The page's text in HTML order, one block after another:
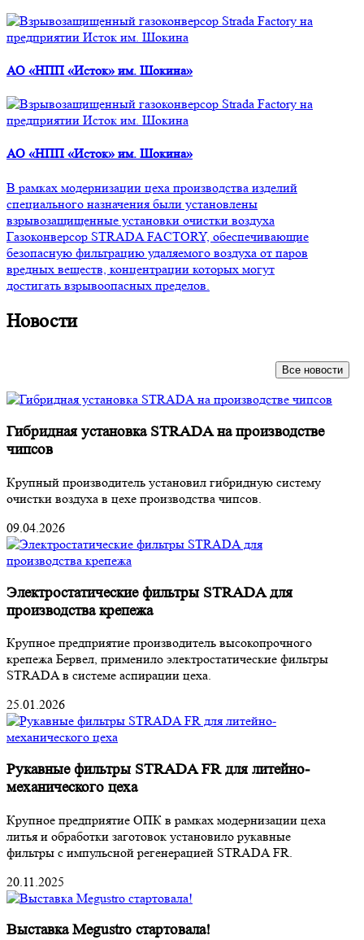
АО «НПП «Исток» им. Шокина»
АО «НПП «Исток» им. Шокина»
В рамках модернизации цеха производства изделий
специального назначения были установлены
взрывозащищенные установки очистки воздуха
Газоконверсор STRADA FACTORY, обеспечивающие
безопасную фильтрацию удаляемого воздуха от паров
вредных веществ, концентрации которых могут
достигать взрывоопасных пределов.
Новости
Все новости
Гибридная установка STRADA на производстве
чипсов
Крупный производитель установил гибридную систему
очистки воздуха в цехе производства чипсов.
09.04.2026
Электростатические фильтры STRADA для
производства крепежа
Крупное предприятие производитель высокопрочного
крепежа Бервел, применило электростатические фильтры
STRADA в системе аспирации цеха.
25.01.2026
Рукавные фильтры STRADA FR для литейно-
механического цеха
Крупное предприятие ОПК в рамках модернизации цеха
литья и обработки заготовок установило рукавные
фильтры с импульсной регенерацией STRADA FR.
20.11.2025
Выставка Megustro стартовала!